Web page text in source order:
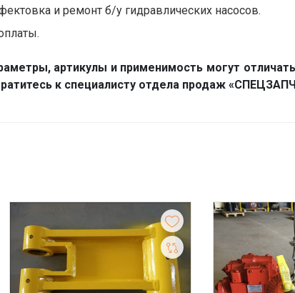
и ремонт б/у гидравлических насосов.
артикулы и применимость могут
к специалисту отдела продаж